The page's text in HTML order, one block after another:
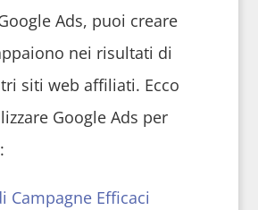
Ads, puoi creare
nei risultati di
siti web affiliati. Ecco
Google Ads per
Campagne Efficaci